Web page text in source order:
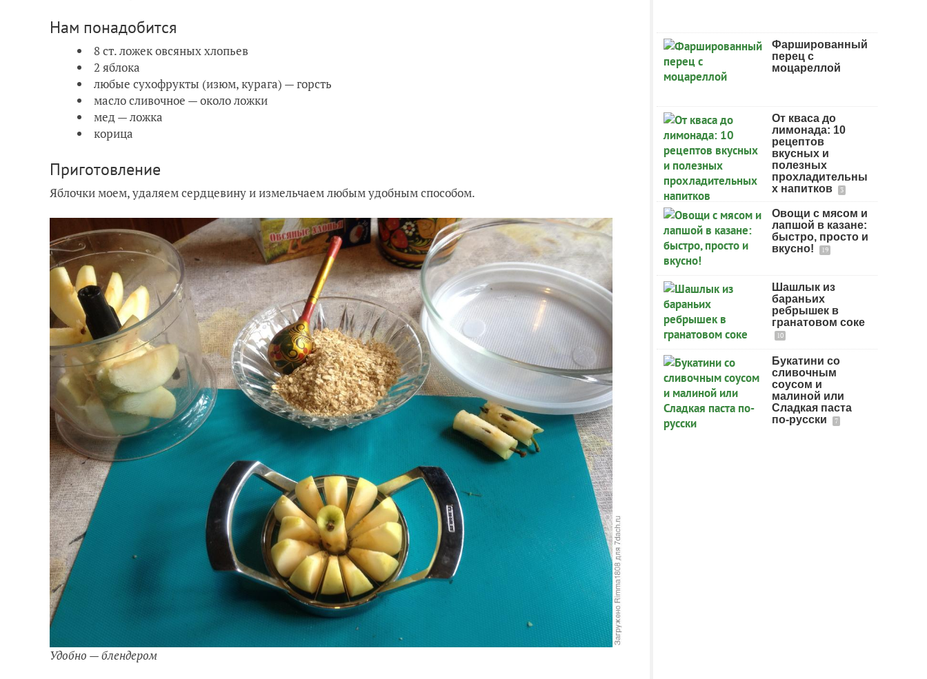
Нам понадобится
8 ст. ложек овсяных хлопьев
2 яблока
любые сухофрукты (изюм, курага) — горсть
масло сливочное — около ложки
мед — ложка
корица
Приготовление
Яблочки моем, удаляем сердцевину и измельчаем любым удобным способом.
Удобно — блендером
Фаршированный
перец с
моцареллой
От кваса до
лимонада: 10
рецептов
вкусных и
полезных
прохладительны
х напитков
3
Овощи с мясом и
лапшой в казане:
быстро, просто и
вкусно!
19
Шашлык из
бараньих
ребрышек в
гранатовом соке
10
Букатини со
сливочным
соусом и
малиной или
Сладкая паста
по-русски
7